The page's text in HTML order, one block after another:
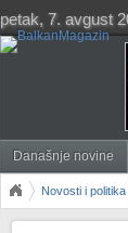
petak, 7. avgust
Današnje novine
Novosti i politika